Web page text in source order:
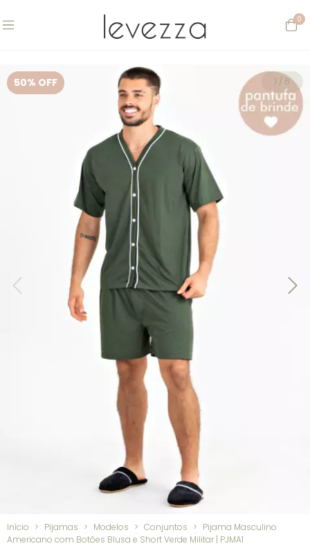
0
50% OFF 1 / 6
Início > Pijamas > Modelos > Conjuntos > Pijama Masculino
Americano com Botões Blusa e Short Verde Militar | PJMA1